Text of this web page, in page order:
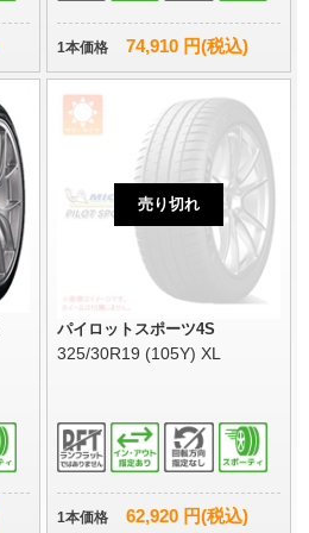
1本価格 74,910 円(税込)
売り切れ
パイロットスポーツ4S
325/30R19 (105Y) XL
1本価格 62,920 円(税込)